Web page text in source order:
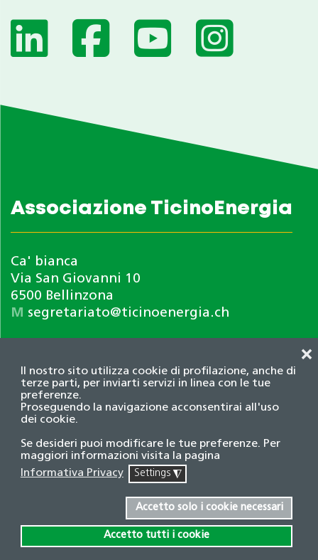
Il nostro sito utilizza cookie di profilazione, anche di
terze parti, per inviarti servizi in linea con le tue
preferenze.
Proseguendo la navigazione acconsentirai all'uso
dei cookie.
Se desideri puoi modificare le tue preferenze. Per
maggiori informazioni visita la pagina
Informativa Privacy
Settings ◮
Accetto solo i cookie necessari
Accetto tutti i cookie
❌
Associazione TicinoEnergia
Ca' bianca
Via San Giovanni 10
6500 Bellinzona
M segretariato@ticinoenergia.ch
Informativa privacy
© 2026 Associazione TicinoEnergia. Tutti i diritti
riservati.